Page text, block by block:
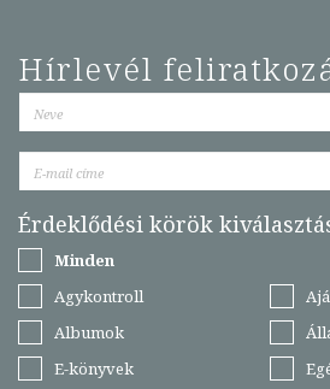
Hírlevél
Érdeklődési körök
Minden
Agykontroll
Albumok
E-könyvek